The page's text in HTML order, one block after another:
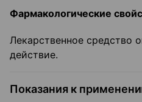
Фармакологические
Лекарственное средство
действие.
Показания к